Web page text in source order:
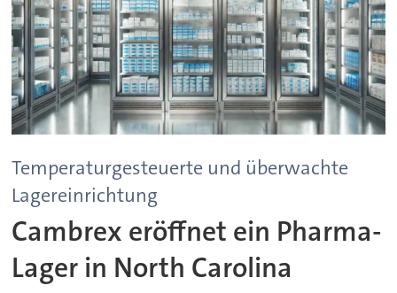
Temperaturgesteuerte und überwachte
Lagereinrichtung
Cambrex eröffnet ein Pharma-
Lager in North Carolina